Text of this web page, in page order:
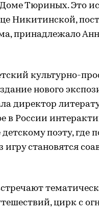
Тюриных. Это
Никитинской,
принадлежало
культурно-
нового
директор
в России
поэту, где
игру становятся
цирк с